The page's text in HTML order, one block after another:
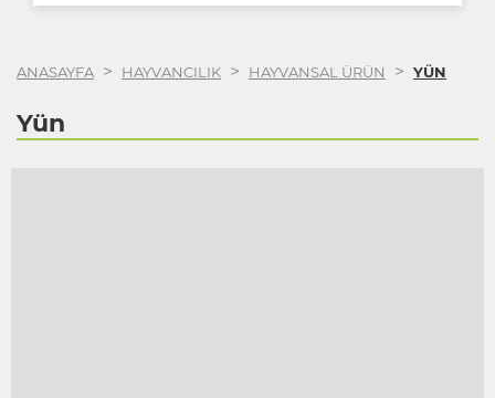
ANASAYFA > HAYVANCILIK > HAYVANSAL ÜRÜN > YÜN
Yün